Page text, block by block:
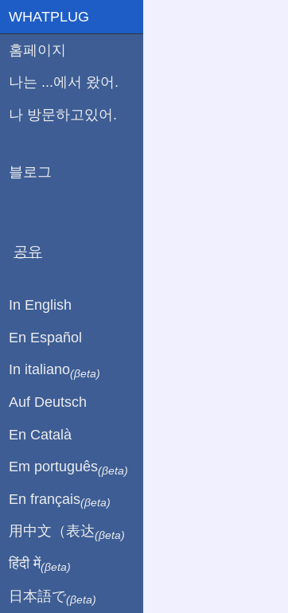
WHATPLUG
홈페이지
나는 ...에서 왔어.
나 방문하고있어.
블로그
공유
In English
En Español
In italiano(βeta)
Auf Deutsch
En Català
Em português(βeta)
En français(βeta)
用中文（表达(βeta)
हिंदी में(βeta)
日本語で(βeta)